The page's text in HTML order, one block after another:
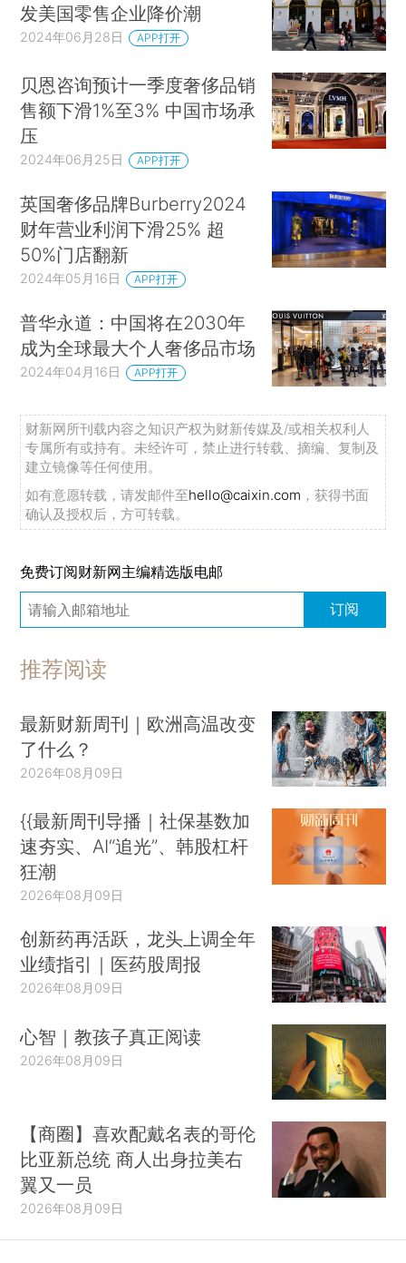
发美国零售企业降价潮
2024年06月28日 APP打开
贝恩咨询预计一季度奢侈品销
售额下滑1%至3% 中国市场承
压
2024年06月25日 APP打开
英国奢侈品牌Burberry2024
财年营业利润下滑25% 超
50%门店翻新
2024年05月16日 APP打开
普华永道：中国将在2030年
成为全球最大个人奢侈品市场
2024年04月16日 APP打开
财新网所刊载内容之知识产权为财新传媒及/或相关权利人
专属所有或持有。未经许可，禁止进行转载、摘编、复制及
建立镜像等任何使用。
如有意愿转载，请发邮件至hello@caixin.com ，获得书面
确认及授权后，方可转载。
免费订阅财新网主编精选版电邮
订阅
推荐阅读
最新财新周刊｜欧洲高温改变
了什么？
2026年08月09日
{{最新周刊导播｜社保基数加
速夯实、AI“追光”、韩股杠杆
狂潮
2026年08月09日
创新药再活跃，龙头上调全年
业绩指引｜医药股周报
2026年08月09日
心智｜教孩子真正阅读
2026年08月09日
【商圈】喜欢配戴名表的哥伦
比亚新总统 商人出身拉美右
翼又一员
2026年08月09日